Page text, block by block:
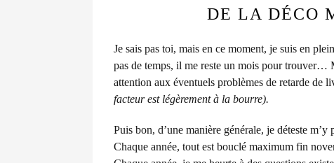
DE LA DÉCO
Je sais pas toi, mais en ce moment, je suis en
pas de temps, il me reste un mois pour trouver…
attention aux éventuels problèmes de retarde de
facteur est légèrement à la bourre).
Puis bon, d’une manière générale, je déteste
Chaque année, tout est bouclé maximum fin